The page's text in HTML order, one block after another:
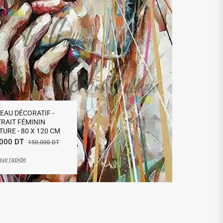
DÉCORATIF -
FÉMININ
- 80 X 120 CM
DT 150.000 DTPrix
vente
rapide